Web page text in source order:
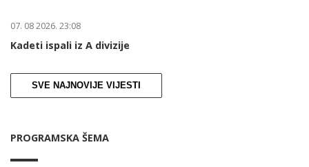
07. 08 2026. 23:08
Kadeti ispali iz A divizije
SVE NAJNOVIJE VIJESTI
PROGRAMSKA ŠEMA